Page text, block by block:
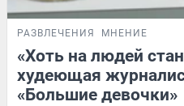
РАЗВЛЕЧЕНИЯ МНЕНИЕ
«Хоть на людей
худеющая
«Большие девочки»